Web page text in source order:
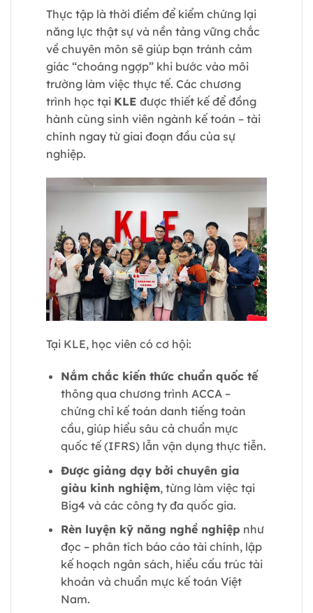
Thực tập là thời điểm để kiểm chứng lại
năng lực thật sự và nền tảng vững chắc
về chuyên môn sẽ giúp bạn tránh cảm
giác “choáng ngợp” khi bước vào môi
trường làm việc thực tế. Các chương
trình học tại KLE được thiết kế để đồng
hành cùng sinh viên ngành kế toán – tài
chính ngay từ giai đoạn đầu của sự
nghiệp.
Tại KLE, học viên có cơ hội:
Nắm chắc kiến thức chuẩn quốc tế
thông qua chương trình ACCA –
chứng chỉ kế toán danh tiếng toàn
cầu, giúp hiểu sâu cả chuẩn mực
quốc tế (IFRS) lẫn vận dụng thực tiễn.
Được giảng dạy bởi chuyên gia
giàu kinh nghiệm, từng làm việc tại
Big4 và các công ty đa quốc gia.
Rèn luyện kỹ năng nghề nghiệp như
đọc – phân tích báo cáo tài chính, lập
kế hoạch ngân sách, hiểu cấu trúc tài
khoản và chuẩn mực kế toán Việt
Nam.